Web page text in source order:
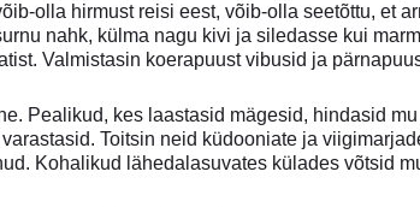
olla hirmust reisi eest, võib-olla seetõttu, et
nahk, külma nagu kivi ja siledasse kui
Valmistasin koerapuust vibusid ja
Pealikud, kes laastasid mägesid, hindasid
Toitsin neid küdooniate ja
Kohalikud lähedalasuvates külades võtsid